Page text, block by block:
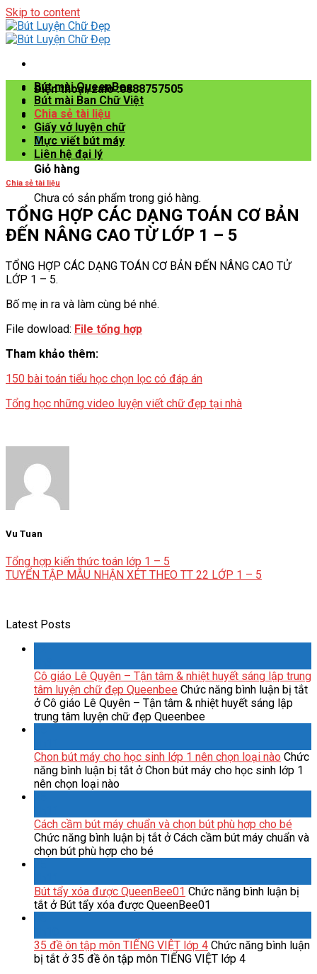
Skip to content
Điện thoại/zalo :0888757505
0
Giỏ hàng
Chưa có sản phẩm trong giỏ hàng.
Bút mài QueenBee
Bút mài Ban Chữ Việt
Chia sẻ tài liệu
Giấy vở luyện chữ
Mực viết bút máy
Liên hệ đại lý
Chia sẻ tài liệu
TỔNG HỢP CÁC DẠNG TOÁN CƠ BẢN
ĐẾN NÂNG CAO TỪ LỚP 1 – 5
TỔNG HỢP CÁC DẠNG TOÁN CƠ BẢN ĐẾN NÂNG CAO TỬ
LỚP 1 – 5.
Bố mẹ in ra và làm cùng bé nhé.
File dowload: File tổng hợp
Tham khảo thêm:
150 bài toán tiểu học chọn lọc có đáp án
Tổng học những video luyện viết chữ đẹp tại nhà
Vu Tuan
Tổng hợp kiến thức toán lớp 1 – 5
TUYỂN TẬP MẪU NHẬN XÉT THEO TT 22 LỚP 1 – 5
Latest Posts
Cô giáo Lê Quyên – Tận tâm & nhiệt huyết sáng lập trung
tâm luyện chữ đẹp Queenbee Chức năng bình luận bị tắt
ở Cô giáo Lê Quyên – Tận tâm & nhiệt huyết sáng lập
trung tâm luyện chữ đẹp Queenbee
Chon bút máy cho học sinh lớp 1 nên chọn loại nào Chức
năng bình luận bị tắt ở Chon bút máy cho học sinh lớp 1
nên chọn loại nào
Cách cầm bút máy chuẩn và chọn bút phù hợp cho bé
Chức năng bình luận bị tắt ở Cách cầm bút máy chuẩn và
chọn bút phù hợp cho bé
Bút tẩy xóa được QueenBee01 Chức năng bình luận bị
tắt ở Bút tẩy xóa được QueenBee01
35 đề ôn tập môn TIẾNG VIỆT lớp 4 Chức năng bình luận
bị tắt ở 35 đề ôn tập môn TIẾNG VIỆT lớp 4